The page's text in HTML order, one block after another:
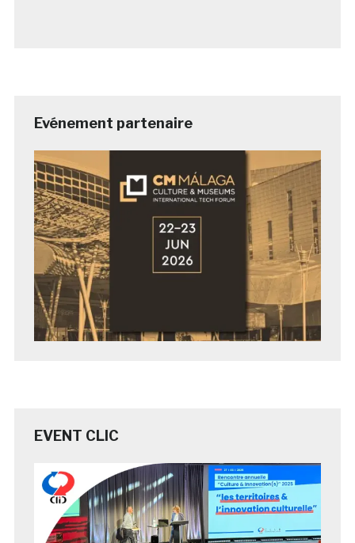
Evénement partenaire
EVENT CLIC